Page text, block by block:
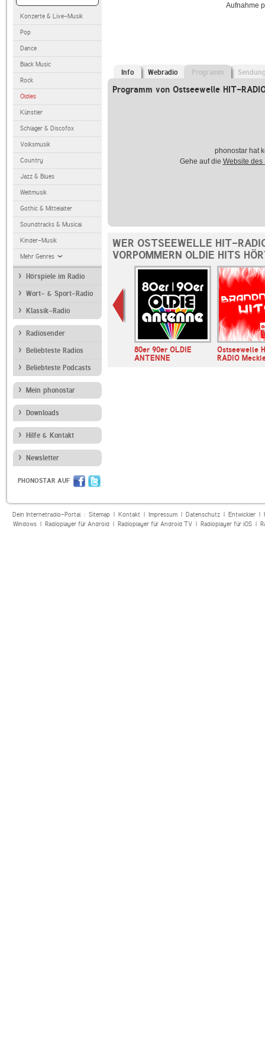
Konzerte & Live-Musik
Pop
Dance
Black Music
Rock
Oldies
Künstler
Schlager & Discofox
Volksmusik
Country
Jazz & Blues
Weltmusik
Gothic & Mittelalter
Soundtracks & Musical
Kinder-Musik
Mehr Genres
Hörspiele im Radio
Wort- & Sport-Radio
Klassik-Radio
Radiosender
Beliebteste Radios
Beliebteste Podcasts
Mein phonostar
Downloads
Hilfe & Kontakt
Newsletter
PHONOSTAR AUF
Aufnahme
Info Webradio Programm
Programm von Ostseewelle HIT-
phonostar hat
Gehe auf die Website des
WER OSTSEEWELLE HIT-
VORPOMMERN OLDIE HITS
Ostseewelle HIT-
80er 90er OLDIE
ANTENNE
Ostseewelle
RADIO
Dein Internetradio-Portal : Sitemap| Kontakt| Impressum| Datenschutz| Entwickler|
Windows| Radioplayer für Android| Radioplayer für Android TV| Radioplayer für iOS|